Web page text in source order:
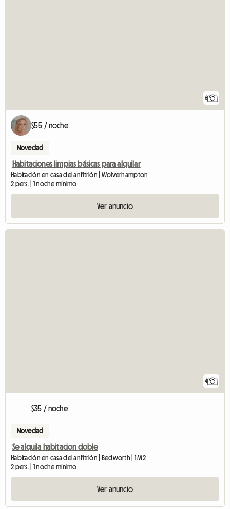
6
$55 / noche
Novedad
Habitaciones limpias básicas para alquilar
Habitación en casa del anfitrión | Wolverhampton
2 pers. | 1 noche mínimo
Ver anuncio
4
$35 / noche
Novedad
Se alquila habitacion doble
Habitación en casa del anfitrión | Bedworth | 1 M2
2 pers. | 1 noche mínimo
Ver anuncio